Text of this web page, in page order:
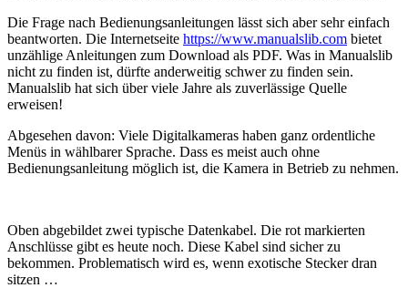
Die Frage nach Bedienungsanleitungen lässt sich aber sehr einfach
beantworten. Die Internetseite https://www.manualslib.com bietet
unzählige Anleitungen zum Download als PDF. Was in Manualslib
nicht zu finden ist, dürfte anderweitig schwer zu finden sein.
Manualslib hat sich über viele Jahre als zuverlässige Quelle
erweisen!
Abgesehen davon: Viele Digitalkameras haben ganz ordentliche
Menüs in wählbarer Sprache. Dass es meist auch ohne
Bedienungsanleitung möglich ist, die Kamera in Betrieb zu nehmen.
Oben abgebildet zwei typische Datenkabel. Die rot markierten
Anschlüsse gibt es heute noch. Diese Kabel sind sicher zu
bekommen. Problematisch wird es, wenn exotische Stecker dran
sitzen …